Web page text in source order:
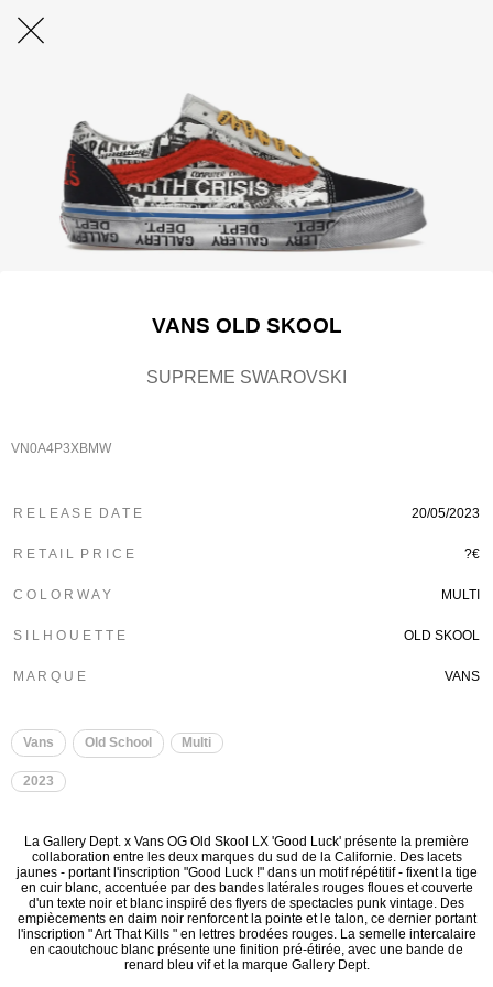
VANS OLD SKOOL
SUPREME SWAROVSKI
VN0A4P3XBMW
R E L E A S E D A T E 20/05/2023
R E T A I L P R I C E ?€
C O L O R W A Y MULTI
S I L H O U E T T E OLD SKOOL
M A R Q U E VANS
Vans Old School Multi
2023
La Gallery Dept. x Vans OG Old Skool LX 'Good Luck' présente la première
collaboration entre les deux marques du sud de la Californie. Des lacets
jaunes - portant l'inscription "Good Luck !" dans un motif répétitif - fixent la tige
en cuir blanc, accentuée par des bandes latérales rouges floues et couverte
d'un texte noir et blanc inspiré des flyers de spectacles punk vintage. Des
empiècements en daim noir renforcent la pointe et le talon, ce dernier portant
l'inscription " Art That Kills " en lettres brodées rouges. La semelle intercalaire
en caoutchouc blanc présente une finition pré-étirée, avec une bande de
renard bleu vif et la marque Gallery Dept.